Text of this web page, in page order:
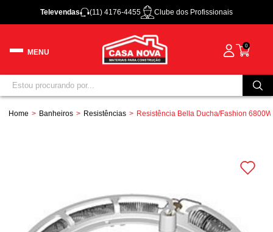
Televendas (11) 4176-4455 Clube dos Profissionais
0
Home Banheiros Resistências Resistência Bella Ducha/Fashion